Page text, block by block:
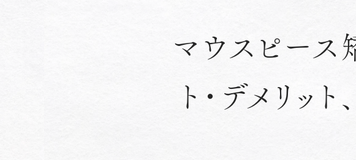
マウスピース
ト・デメリッ